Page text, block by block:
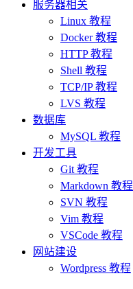
服务器相关
Linux 教程
Docker 教程
HTTP 教程
Shell 教程
TCP/IP 教程
LVS 教程
数据库
MySQL 教程
开发工具
Git 教程
Markdown 教程
SVN 教程
Vim 教程
VSCode 教程
网站建设
Wordpress 教程